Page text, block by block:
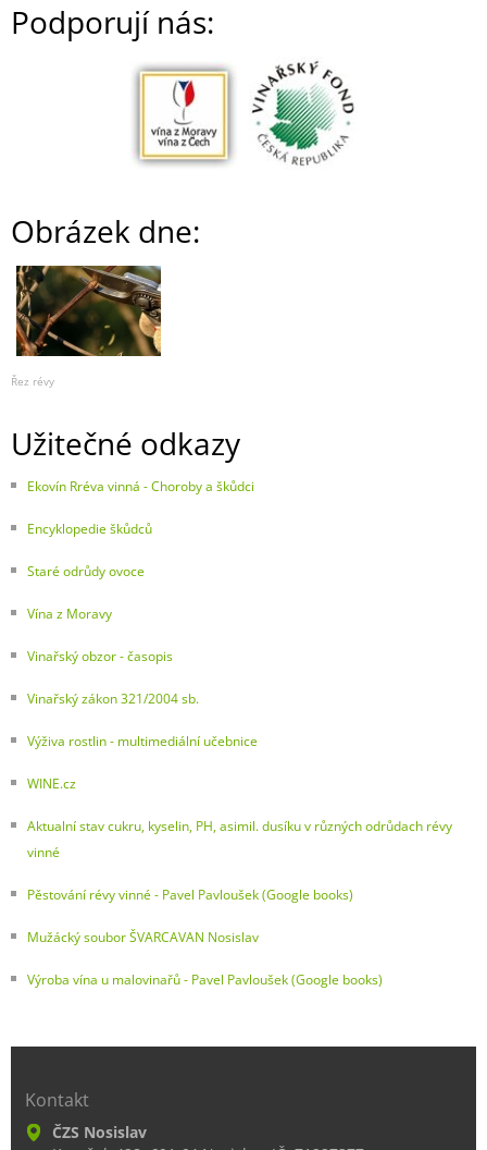
Podporují nás:
Obrázek dne:
Řez révy
Užitečné odkazy
Ekovín Rréva vinná - Choroby a škůdci
Encyklopedie škůdců
Staré odrůdy ovoce
Vína z Moravy
Vinařský obzor - časopis
Vinařský zákon 321/2004 sb.
Výživa rostlin - multimediální učebnice
WINE.cz
Aktualní stav cukru, kyselin, PH, asimil. dusíku v různých odrůdach révy
vinné
Pěstování révy vinné - Pavel Pavloušek (Google books)
Mužácký soubor ŠVARCAVAN Nosislav
Výroba vína u malovinařů - Pavel Pavloušek (Google books)
Kontakt
ČZS Nosislav